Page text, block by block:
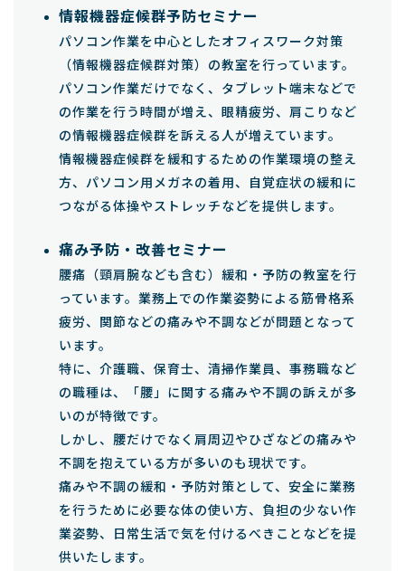
情報機器症候群予防セミナー
パソコン作業を中心としたオフィスワーク対策
（情報機器症候群対策）の教室を行っています。
パソコン作業だけでなく、タブレット端末などで
の作業を行う時間が増え、眼精疲労、肩こりなど
の情報機器症候群を訴える人が増えています。
情報機器症候群を緩和するための作業環境の整え
方、パソコン用メガネの着用、自覚症状の緩和に
つながる体操やストレッチなどを提供します。
痛み予防・改善セミナー
腰痛（頸肩腕なども含む）緩和・予防の教室を行
っています。業務上での作業姿勢による筋骨格系
疲労、関節などの痛みや不調などが問題となって
います。
特に、介護職、保育士、清掃作業員、事務職など
の職種は、「腰」に関する痛みや不調の訴えが多
いのが特徴です。
しかし、腰だけでなく肩周辺やひざなどの痛みや
不調を抱えている方が多いのも現状です。
痛みや不調の緩和・予防対策として、安全に業務
を行うために必要な体の使い方、負担の少ない作
業姿勢、日常生活で気を付けるべきことなどを提
供いたします。